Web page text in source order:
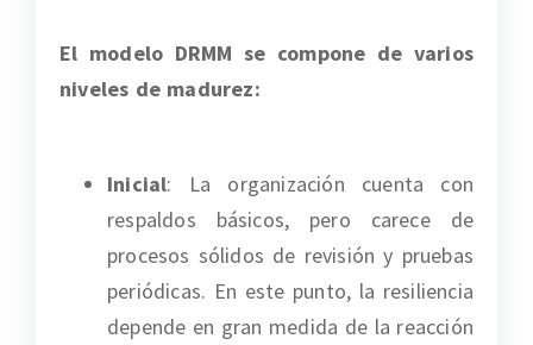
El modelo DRMM se compone de varios
niveles de madurez:
Inicial: La organización cuenta con
respaldos básicos, pero carece de
procesos sólidos de revisión y pruebas
periódicas. En este punto, la resiliencia
depende en gran medida de la reacción